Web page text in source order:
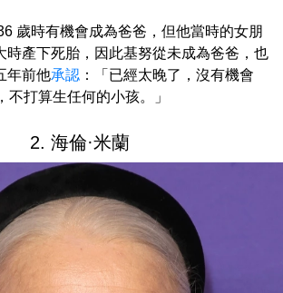
歲時有機會成為爸爸，但他當時的女朋
時產下死胎，因此基努從未成為爸爸，也
年前他承認 ：「已經太晚了，沒有機會
不打算生任何的小孩。」
2. 海倫·米蘭